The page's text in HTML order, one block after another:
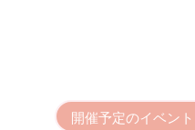
開催予定のイベント